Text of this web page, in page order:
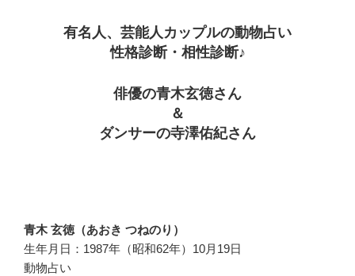
有名人、芸能人カップルの動物占い
性格診断・相性診断♪
俳優の青木玄徳さん
＆
ダンサーの寺澤佑紀さん
青木 玄徳（あおき つねのり）
生年月日：1987年（昭和62年）10月19日
動物占い